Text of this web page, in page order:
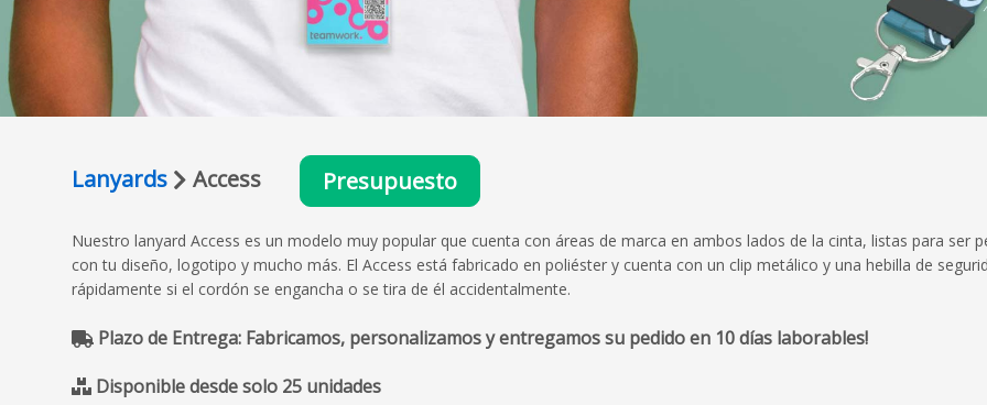
Lanyards Access Presupuesto
Nuestro lanyard Access es un modelo muy popular que cuenta con áreas de marca en ambos lados de la cinta, listas para ser
con tu diseño, logotipo y mucho más. El Access está fabricado en poliéster y cuenta con un clip metálico y una hebilla de
rápidamente si el cordón se engancha o se tira de él accidentalmente.
Plazo de Entrega: Fabricamos, personalizamos y entregamos su pedido en 10 días laborables!
Disponible desde solo 25 unidades